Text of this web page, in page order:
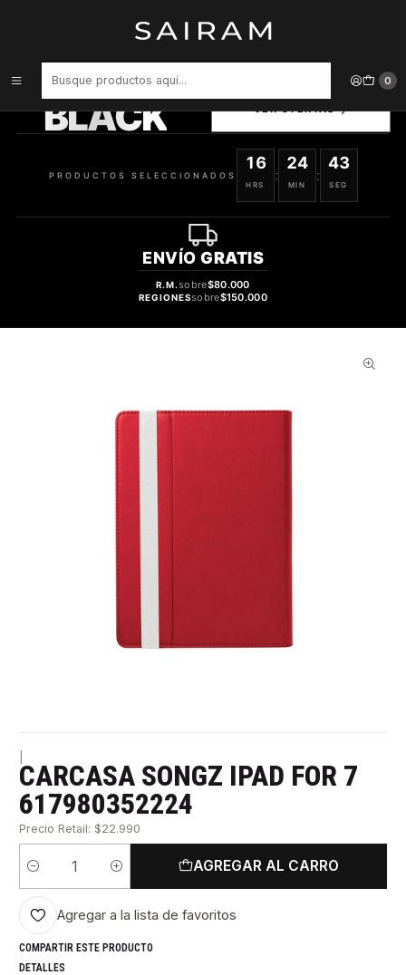
0
Carcasa Songz Ipad For 7 617980352224
BLACK
SELECCIONADOS
PRODUCTOS SELECCIONADOS
16
HRS
:
24
MIN
:
42
SEG
ENVÍO GRATIS
R.M.sobre$80.000
REGIONESsobre$150.000
CARCASA SONGZ IPAD FOR 7
617980352224
Precio Retail: $22.990
Cantidad
AGREGAR AL CARRO
Agregar a la lista de favoritos
COMPARTIR ESTE PRODUCTO
DETALLES